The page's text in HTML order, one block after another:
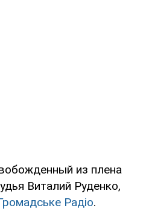
из плена
Виталий Руденко,
Радіо.